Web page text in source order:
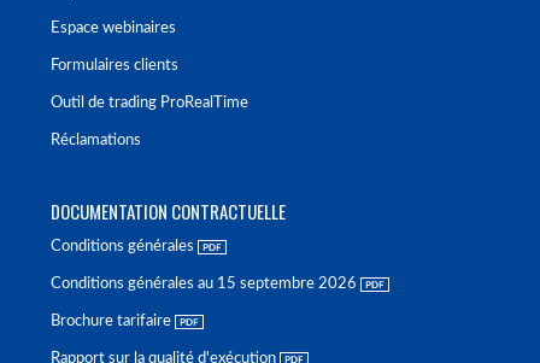
Espace webinaires
Formulaires clients
Outil de trading ProRealTime
Réclamations
DOCUMENTATION CONTRACTUELLE
Conditions générales
Conditions générales au 15 septembre 2026
Brochure tarifaire
Rapport sur la qualité d'exécution